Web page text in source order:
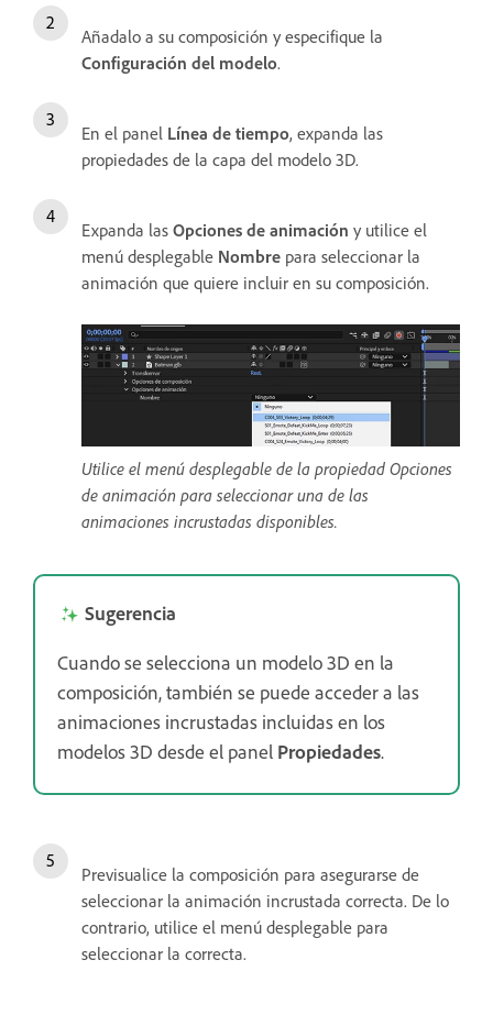
Añadalo a su composición y especifique la
Configuración del modelo.
En el panel Línea de tiempo, expanda las
propiedades de la capa del modelo 3D.
Expanda las Opciones de animación y utilice el
menú desplegable Nombre para seleccionar la
animación que quiere incluir en su composición.
Utilice el menú desplegable de la propiedad Opciones
de animación para seleccionar una de las
animaciones incrustadas disponibles.
Sugerencia
Cuando se selecciona un modelo 3D en la
composición, también se puede acceder a las
animaciones incrustadas incluidas en los
modelos 3D desde el panel Propiedades.
Previsualice la composición para asegurarse de
seleccionar la animación incrustada correcta. De lo
contrario, utilice el menú desplegable para
seleccionar la correcta.